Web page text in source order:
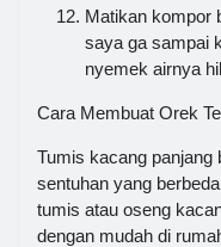
Matikan kompor
saya ga sampai
nyemek airnya
Cara Membuat Orek
Tumis kacang
sentuhan yang
tumis atau oseng
dengan mudah di